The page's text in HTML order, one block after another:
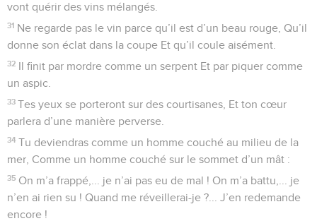
vont quérir des vins mélangés.
31 Ne regarde pas le vin parce qu’il est d’un beau rouge, Qu’il
donne son éclat dans la coupe Et qu’il coule aisément.
32 Il finit par mordre comme un serpent Et par piquer comme
un aspic.
33 Tes yeux se porteront sur des courtisanes, Et ton cœur
parlera d’une manière perverse.
34 Tu deviendras comme un homme couché au milieu de la
mer, Comme un homme couché sur le sommet d’un mât :
35 On m’a frappé,... je n’ai pas eu de mal ! On m’a battu,... je
n’en ai rien su ! Quand me réveillerai-je ?... J’en redemande
encore !